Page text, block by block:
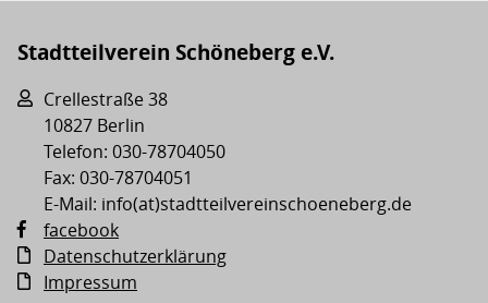
Stadtteilverein Schöneberg e.V.
Crellestraße 38
10827 Berlin
Telefon: 030-78704050
Fax: 030-78704051
E-Mail: info(at)stadtteilvereinschoeneberg.de
facebook
Datenschutzerklärung
Impressum